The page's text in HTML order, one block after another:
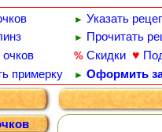
► Указать
► Прочитать
% Скидки ♥
примерку ► Оформить